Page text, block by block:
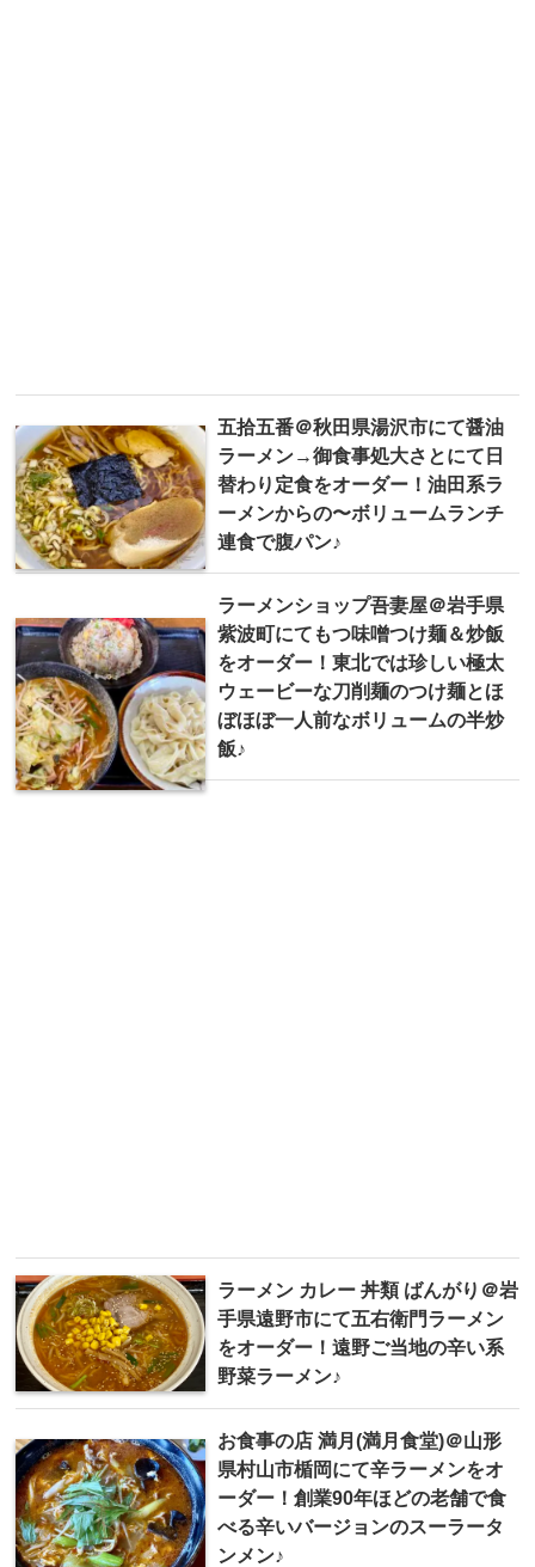
五拾五番＠秋田県湯沢市にて醤油
ラーメン→御食事処大さとにて日
替わり定食をオーダー！油田系ラ
ーメンからの〜ボリュームランチ
連食で腹パン♪
ラーメンショップ吾妻屋＠ 岩手県
紫波町にてもつ味噌つけ麺＆炒飯
をオーダー！東北では珍しい極太
ウェービーな刀削麺のつけ麺とほ
ぼほぼ一人前なボリュームの半炒
飯♪
ラーメン カレー 丼類 ばんがり＠岩
手県遠野市にて五右衛門ラーメン
をオーダー！遠野ご当地の辛い系
野菜ラーメン♪
お食事の店 満月(満月食堂)＠山形
県村山市楯岡にて辛ラーメンをオ
ーダー！創業90年ほどの老舗で食
べる辛いバージョンのスーラータ
ンメン♪